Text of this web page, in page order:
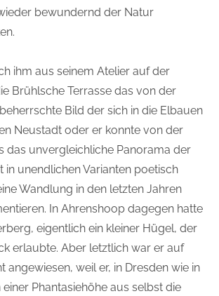
bewundernd der Natur
ihm aus seinem Atelier auf der
Brühlsche Terrasse das von der
Bild der sich in die Elbauen
Neustadt oder er konnte von der
das unvergleichliche Panorama der
in unendlichen Varianten poetisch
Wandlung in den letzten Jahren
In Ahrenshoop dagegen hatte
eigentlich ein kleiner Hügel, der
erlaubte. Aber letztlich war er auf
angewiesen, weil er, in Dresden wie in
Phantasiehöhe aus selbst die